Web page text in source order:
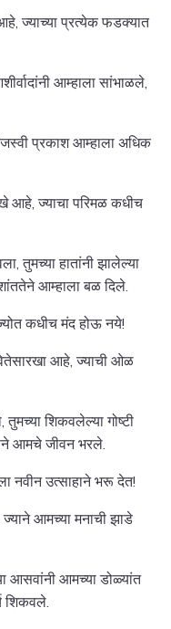
ज्याच्या प्रत्येक फडक्यात
आम्हाला सांभाळले,
प्रकाश आम्हाला अधिक
आहे, ज्याचा परिमळ कधीच
तुमच्या हातांनी झालेल्या
आम्हाला बळ दिले.
कधीच मंद होऊ नये!
आहे, ज्याची ओळ
शिकवलेल्या गोष्टी
आमचे जीवन भरले.
नवीन उत्साहाने भरू देत!
आमच्या मनाची झाडे
आसवांनी आमच्या डोळ्यांत
शिकवले.